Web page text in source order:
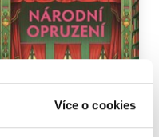
Více o cookies